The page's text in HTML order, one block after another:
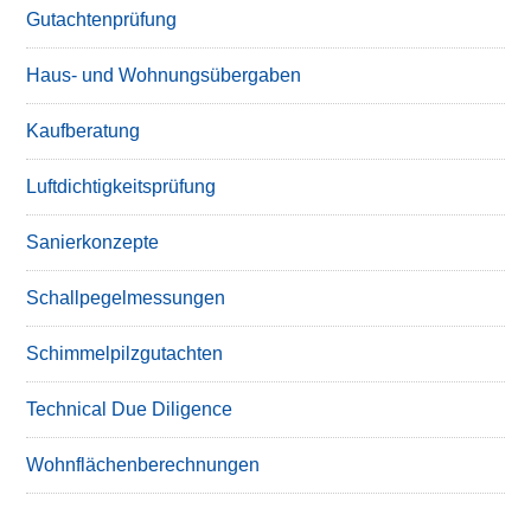
Gutachtenprüfung
Haus- und Wohnungsübergaben
Kaufberatung
Luftdichtigkeitsprüfung
Sanierkonzepte
Schallpegelmessungen
Schimmelpilzgutachten
Technical Due Diligence
Wohnflächenberechnungen